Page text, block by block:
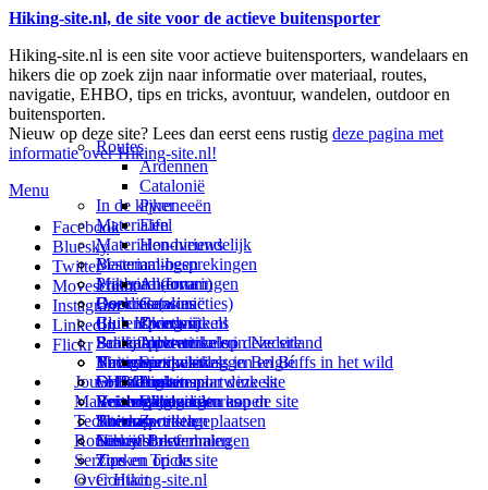
Hiking-site.nl, de site voor de actieve buitensporter
Hiking-site.nl is een site voor actieve buitensporters, wandelaars en
hikers die op zoek zijn naar informatie over materiaal, routes,
navigatie, EHBO, tips en tricks, avontuur, wandelen, outdoor en
buitensporten.
Nieuw op deze site? Lees dan eerst eens rustig deze pagina met
informatie over Hiking-site.nl!
Menu
Facebook
Bluesky
Twitter
Movescount
Instagram
LinkedIn
Flickr
Jouw Hiking-site.nl
Prikbord (forum)
Goodies (winacties)
Club Hiking-site.nl
Schrijfblok-artikelen
Virtuele exposities
Fotoalbums
Materialen: kiezen en kopen
In de kijker
Materialen
Materialen-nieuws
Materiaal-besprekingen
Materiaal-ervaringen
Boekrecensies
Buitensportwinkels
Buitensportwinkels in Nederland
Buitensportwinkels in Belgié
Online buitensportwinkels
Reisboekhandels
Technieken
Navigatie
EHBO
Verzorging
Thema-artikelen
Routes en Bestemmingen
Routes
Ardennen
Catalonië
Pyreneeën
Eifel
Hondvriendelijk
Bestemmingen
Andorra
Catalonië
Zweden
Paalkamperen
Thema-artikelen
Andorra
Catalonië
Zweden
Schrijfblokverhalen
Service
Buitensportvacatures
Buitensportstageplaatsen
Links
Tips en Tricks
Over Hiking-site.nl
Deze site
Over mij
Adverteren op deze site
Summit-vlaggen en Buffs in het wild
Linken naar deze site
Wijzigingen aan de site
Sitemap
Nieuwsbrief
Zoeken op de site
Contact